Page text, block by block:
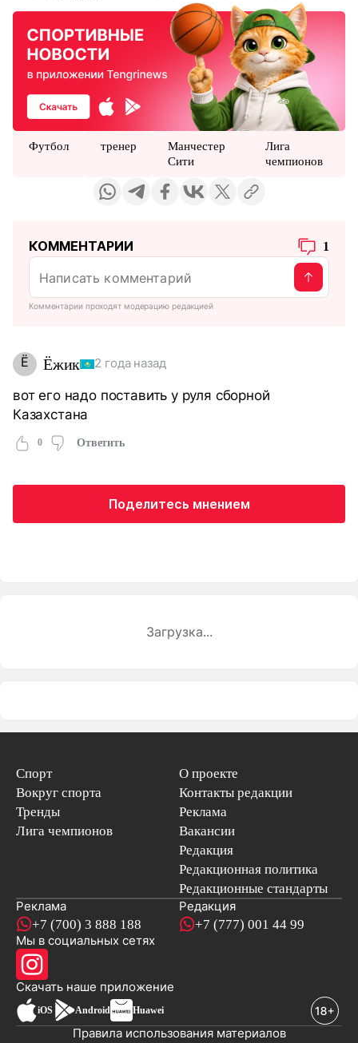
Футбол тренер
Манчестер
Сити
Лига
чемпионов
КОММЕНТАРИИ 1
Комментарии проходят модерацию редакцией
Ё Ёжик 2 года назад
вот его надо поставить у руля сборной
Казахстана
0 Ответить
Поделитесь мнением
Загрузка...
Спорт
Вокруг спорта
Тренды
Лига чемпионов
О проекте
Контакты редакции
Реклама
Вакансии
Редакция
Редакционная политика
Редакционные стандарты
Реклама
+7 (700) 3 888 188
Редакция
+7 (777) 001 44 99
Мы в социальных сетях
Скачать наше приложениеновостей
iOS Android Huawei
Правила использования материалов